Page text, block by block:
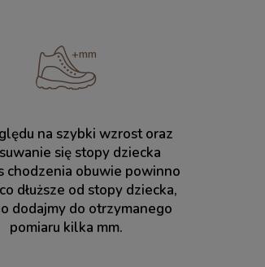
na szybki wzrost oraz
się stopy dziecka
chodzenia obuwie powinno
dłuższe od stopy dziecka,
dodajmy do otrzymanego
pomiaru kilka mm.